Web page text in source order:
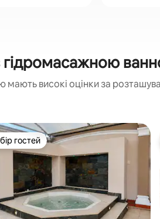
високі оцінки за
гостей
гостей